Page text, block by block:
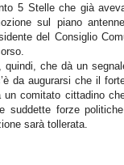
5 Stelle che già
sul piano
del Consiglio
che dà un
da augurarsi che il
comitato cittadino
suddette forze
sarà tollerata.